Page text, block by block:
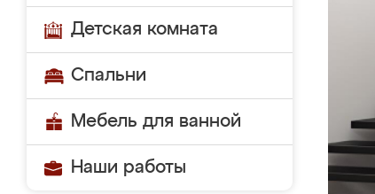
Детская комната
Спальни
Мебель для ванной
Наши работы